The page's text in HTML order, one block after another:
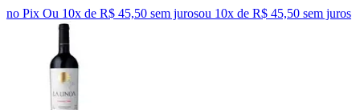
no Pix Ou 10x de R$ 45,50 sem jurosou 10x de R$ 45,50 sem juros